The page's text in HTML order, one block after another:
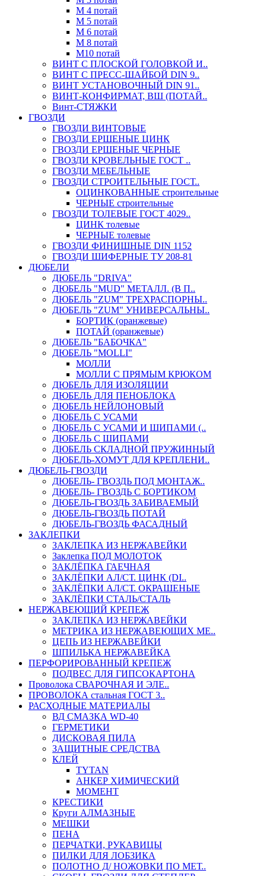
М 4 потай
М 5 потай
М 6 потай
М 8 потай
М10 потай
ВИНТ С ПЛОСКОЙ ГОЛОВКОЙ И..
ВИНТ С ПРЕСС-ШАЙБОЙ DIN 9..
ВИНТ УСТАНОВОЧНЫЙ DIN 91..
ВИНТ-КОНФИРМАТ, ВШ (ПОТАЙ..
Винт-СТЯЖКИ
ГВОЗДИ
ГВОЗДИ ВИНТОВЫЕ
ГВОЗДИ ЕРШЕНЫЕ ЦИНК
ГВОЗДИ ЕРШЕНЫЕ ЧЕРНЫЕ
ГВОЗДИ КРОВЕЛЬНЫЕ ГОСТ ..
ГВОЗДИ МЕБЕЛЬНЫЕ
ГВОЗДИ СТРОИТЕЛЬНЫЕ ГОСТ..
ОЦИНКОВАННЫЕ строительные
ЧЕРНЫЕ строительные
ГВОЗДИ ТОЛЕВЫЕ ГОСТ 4029..
ЦИНК толевые
ЧЕРНЫЕ толевые
ГВОЗДИ ФИНИШНЫЕ DIN 1152
ГВОЗДИ ШИФЕРНЫЕ ТУ 208-81
ДЮБЕЛИ
ДЮБЕЛЬ "DRIVA"
ДЮБЕЛЬ "MUD" МЕТАЛЛ. (В П..
ДЮБЕЛЬ "ZUM" ТРЕХРАСПОРНЫ..
ДЮБЕЛЬ "ZUM" УНИВЕРСАЛЬНЫ..
БОРТИК (оранжевые)
ПОТАЙ (оранжевые)
ДЮБЕЛЬ "БАБОЧКА"
ДЮБЕЛЬ "МOLLI"
МОЛЛИ
МОЛЛИ С ПРЯМЫМ КРЮКОМ
ДЮБЕЛЬ ДЛЯ ИЗОЛЯЦИИ
ДЮБЕЛЬ ДЛЯ ПЕНОБЛОКА
ДЮБЕЛЬ НЕЙЛОНОВЫЙ
ДЮБЕЛЬ С УСАМИ
ДЮБЕЛЬ С УСАМИ И ШИПАМИ (..
ДЮБЕЛЬ С ШИПАМИ
ДЮБЕЛЬ СКЛАДНОЙ ПРУЖИННЫЙ
ДЮБЕЛЬ-ХОМУТ ДЛЯ КРЕПЛЕНИ..
ДЮБЕЛЬ-ГВОЗДИ
ДЮБЕЛЬ- ГВОЗДЬ ПОД МОНТАЖ..
ДЮБЕЛЬ- ГВОЗДЬ С БОРТИКОМ
ДЮБЕЛЬ-ГВОЗДЬ ЗАБИВАЕМЫЙ
ДЮБЕЛЬ-ГВОЗДЬ ПОТАЙ
ДЮБЕЛЬ-ГВОЗДЬ ФАСАДНЫЙ
ЗАКЛЕПКИ
ЗАКЛЕПКА ИЗ НЕРЖАВЕЙКИ
Заклепка ПОД МОЛОТОК
ЗАКЛЁПКА ГАЕЧНАЯ
ЗАКЛЁПКИ АЛ/СТ. ЦИНК (DI..
ЗАКЛЁПКИ АЛ/СТ. ОКРАШЕНЫЕ
ЗАКЛЁПКИ СТАЛЬ/СТАЛЬ
НЕРЖАВЕЮЩИЙ КРЕПЕЖ
ЗАКЛЕПКА ИЗ НЕРЖАВЕЙКИ
МЕТРИКА ИЗ НЕРЖАВЕЮЩИХ МЕ..
ЦЕПЬ ИЗ НЕРЖАВЕЙКИ
ШПИЛЬКА НЕРЖАВЕЙКА
ПЕРФОРИРОВАННЫЙ КРЕПЕЖ
ПОДВЕС ДЛЯ ГИПСОКАРТОНА
Проволока СВАРОЧНАЯ И ЭЛЕ..
ПРОВОЛОКА стальная ГОСТ 3..
РАСХОДНЫЕ МАТЕРИАЛЫ
ВД СМАЗКА WD-40
ГЕРМЕТИКИ
ДИСКОВАЯ ПИЛА
ЗАЩИТНЫЕ СРЕДСТВА
КЛЕЙ
TYTAN
АНКЕР ХИМИЧЕСКИЙ
МОМЕНТ
КРЕСТИКИ
Круги АЛМАЗНЫЕ
МЕШКИ
ПЕНА
ПЕРЧАТКИ, РУКАВИЦЫ
ПИЛКИ ДЛЯ ЛОБЗИКА
ПОЛОТНО Д/ НОЖОВКИ ПО МЕТ..